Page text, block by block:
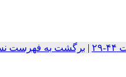
| برگشت به فهرست